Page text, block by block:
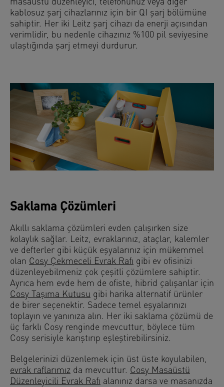
masaüstü düzenleyici, telefonunuz veya diğer
kablosuz şarj cihazlarınız için bir QI şarj bölümüne
sahiptir. Her iki Leitz şarj cihazı da enerji açısından
verimlidir, bu nedenle cihazınız %100 pil seviyesine
ulaştığında şarj etmeyi durdurur.
Saklama Çözümleri
Akıllı saklama çözümleri evden çalışırken size
kolaylık sağlar. Leitz, evraklarınız, ataçlar, kalemler
ve defterler gibi küçük eşyalarınız için mükemmel
olan Cosy Çekmeceli Evrak Rafı gibi ev ofisinizi
düzenleyebilmeniz çok çeşitli çözümlere sahiptir.
Ayrıca hem evde hem de ofiste, hibrid çalışanlar için
Cosy Taşıma Kutusu gibi harika alternatif ürünler
de birer seçenektir. Sadece temel eşyalarınızı
toplayın ve yanınıza alın. Her iki saklama çözümü de
üç farklı Cosy renginde mevcuttur, böylece tüm
Cosy serisiyle karıştırıp eşleştirebilirsiniz.
Belgelerinizi düzenlemek için üst üste koyulabilen,
evrak raflarımız da mevcuttur. Cosy Masaüstü
Düzenleyicili Evrak Rafı alanınız darsa ve masanızda